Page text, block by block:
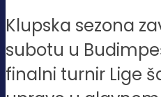
Klupska sezona
subotu u
finalni turnir Lige